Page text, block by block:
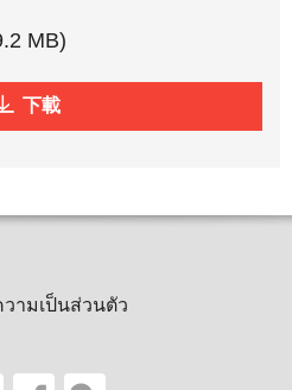
MB)
下載
ามเป็นส่วนตัว